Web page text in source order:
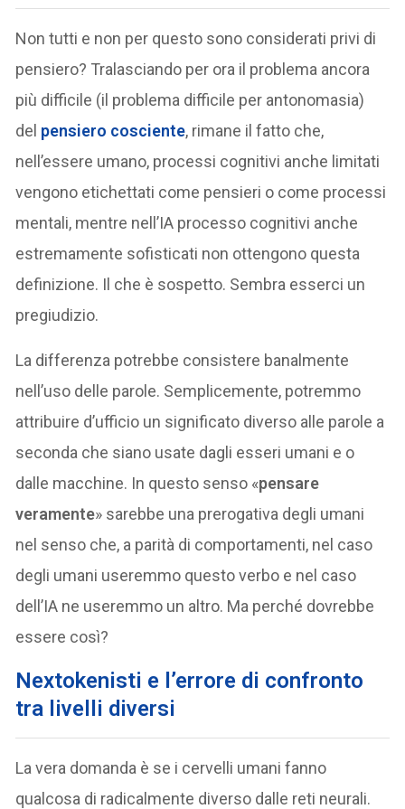
Non tutti e non per questo sono considerati privi di
pensiero? Tralasciando per ora il problema ancora
più difficile (il problema difficile per antonomasia)
del pensiero cosciente, rimane il fatto che,
nell’essere umano, processi cognitivi anche limitati
vengono etichettati come pensieri o come processi
mentali, mentre nell’IA processo cognitivi anche
estremamente sofisticati non ottengono questa
definizione. Il che è sospetto. Sembra esserci un
pregiudizio.
La differenza potrebbe consistere banalmente
nell’uso delle parole. Semplicemente, potremmo
attribuire d’ufficio un significato diverso alle parole a
seconda che siano usate dagli esseri umani e o
dalle macchine. In questo senso «pensare
veramente» sarebbe una prerogativa degli umani
nel senso che, a parità di comportamenti, nel caso
degli umani useremmo questo verbo e nel caso
dell’IA ne useremmo un altro. Ma perché dovrebbe
essere così?
Nextokenisti e l’errore di confronto
tra livelli diversi
La vera domanda è se i cervelli umani fanno
qualcosa di radicalmente diverso dalle reti neurali.